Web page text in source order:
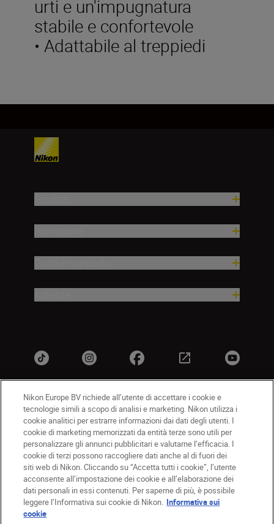
urti e un'impugnatura
stabile e confortevole
• Adattabile al treppiedi
IT Nikon Sites
Contattateci
Informativa sulla privacy
Termini di utilizzo
Informativa sui cookie
Impostazioni dei cookie
© 2026 Nikon
Nikon Europe BV richiede all’utente di accettare i cookie e
tecnologie simili a scopo di analisi e marketing. Nikon utilizza i
cookie analitici per estrarre informazioni dai dati degli utenti. I
cookie di marketing memorizzati da entità terze sono utili per
personalizzare gli annunci pubblicitari e valutarne l’efficacia. I
cookie di terzi possono raccogliere dati anche al di fuori dei
siti web di Nikon. Cliccando su “Accetta tutti i cookie”, l’utente
acconsente all’impostazione dei cookie e all’elaborazione dei
dati personali in essi contenuti. Per saperne di più, è possibile
leggere l’Informativa sui cookie di Nikon. Informativa sui
cookie